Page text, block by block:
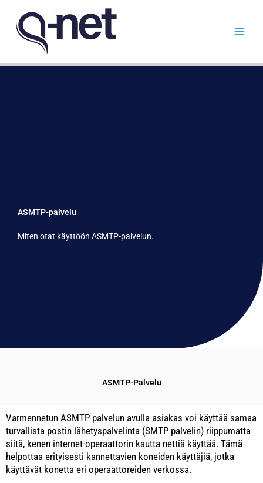
sisältöön
ASMTP-palvelu
Miten otat käyttöön ASMTP-palvelun.
ASMTP-Palvelu
Varmennetun ASMTP palvelun avulla asiakas voi käyttää samaa
turvallista postin lähetyspalvelinta (SMTP palvelin) riippumatta
siitä, kenen internet-operaattorin kautta nettiä käyttää. Tämä
helpottaa erityisesti kannettavien koneiden käyttäjiä, jotka
käyttävät konetta eri operaattoreiden verkossa.